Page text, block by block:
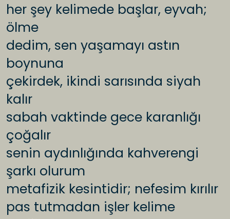
her şey kelimede başlar, eyvah;
ölme
dedim, sen yaşamayı astın
boynuna
çekirdek, ikindi sarısında siyah
kalır
sabah vaktinde gece karanlığı
çoğalır
senin aydınlığında kahverengi
şarkı olurum
metafizik kesintidir; nefesim kırılır
pas tutmadan işler kelime